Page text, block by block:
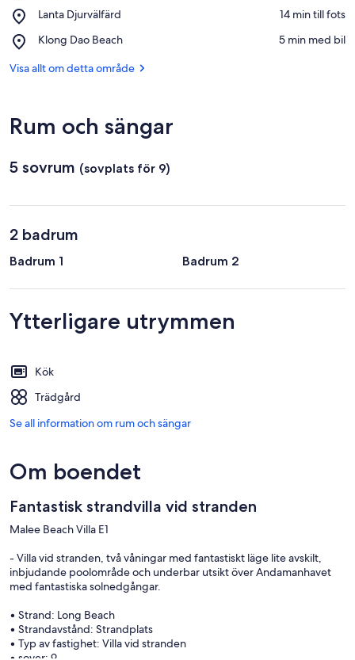
Beach
Lanta Djurvälfärd
Place,
Djurvälfärd
‪14 min till fots‬
Klong Dao Beach
Place,
Dao
‪5 min med bil‬
Visa allt om detta område
Rum och sängar
5 sovrum (sovplats för 9)
2 badrum
Badrum 1 Badrum 2
Ytterligare utrymmen
Kök
Trädgård
Se all information om rum och sängar
Om boendet
Fantastisk strandvilla vid stranden
Malee Beach Villa E1
- Villa vid stranden, två våningar med fantastiskt läge lite avskilt,
inbjudande poolområde och underbar utsikt över Andamanhavet
med fantastiska solnedgångar.
• Strand: Long Beach
• Strandavstånd: Strandplats
• Typ av fastighet: Villa vid stranden